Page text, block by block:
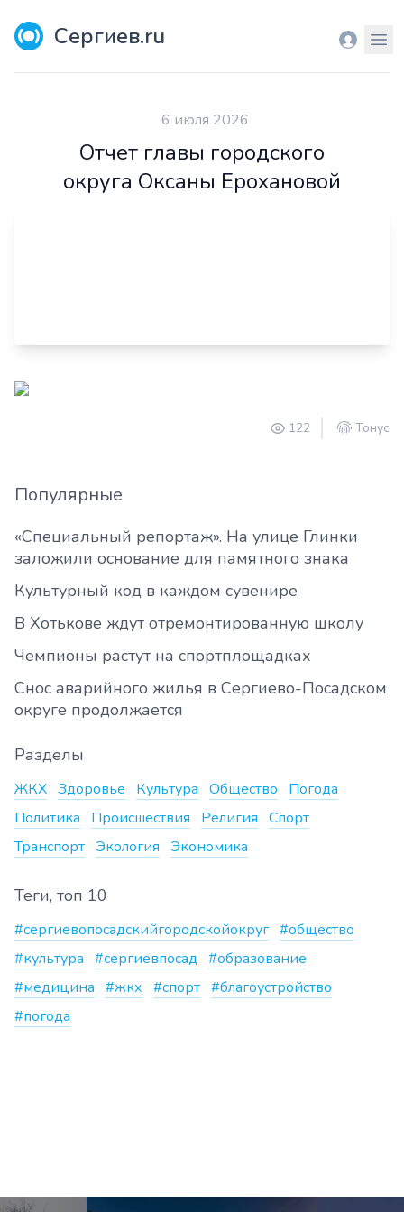
Сергиев.ru Вход
6 июля 2026
Отчет главы городского
округа Оксаны Ерохановой
122 Тонус
Популярные
«Специальный репортаж». На улице Глинки
заложили основание для памятного знака
Культурный код в каждом сувенире
В Хотькове ждут отремонтированную школу
Чемпионы растут на спортплощадках
Снос аварийного жилья в Сергиево-Посадском
округе продолжается
Разделы
ЖКХ Здоровье Культура Общество
Погода
Политика
Происшествия Религия Спорт
Транспорт Экология Экономика
Теги, топ 10
#сергиевопосадскийгородскойокруг #общество
#культура #сергиевпосад #образование
#медицина #жкх #спорт #благоустройство
#погода